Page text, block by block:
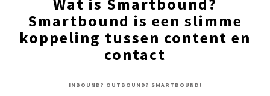
Smartbound is een slimme
koppeling tussen content en
contact
INBOUND? OUTBOUND? SMARTBOUND!